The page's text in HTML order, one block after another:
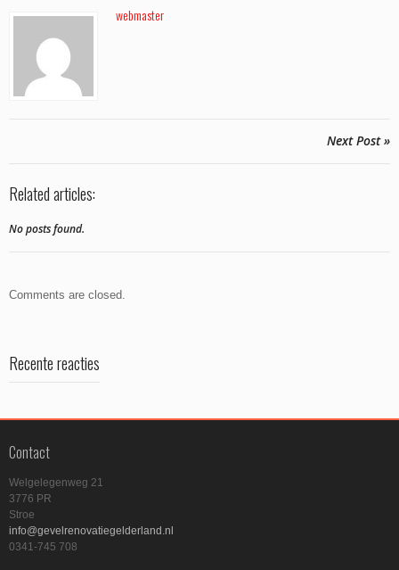
webmaster
Next Post »
Related articles:
No posts found.
Comments are closed.
Recente reacties
Contact
Welgelegenweg 21
3776 PR
Stroe
info@gevelrenovatiegelderland.nl
0341-745 708